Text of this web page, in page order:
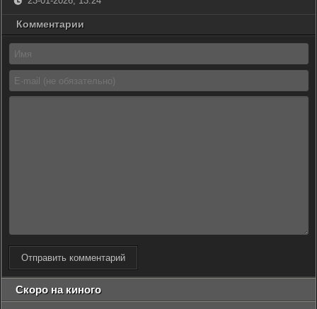
Комментарии
Отправить комментарий
Скоро на киного